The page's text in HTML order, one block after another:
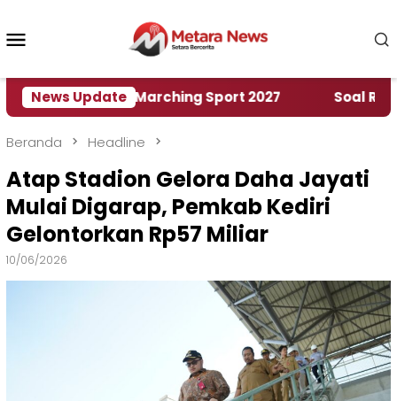
konten
News Update
World Marching Sport 2027 ‎Soal
Beranda Headline
Atap Stadion Gelora Daha Jayati
Mulai Digarap, Pemkab Kediri
Gelontorkan Rp57 Miliar
10/06/2026